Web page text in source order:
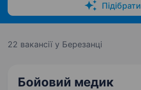
Підібрати
22 вакансії у Березанці
Бойовий медик